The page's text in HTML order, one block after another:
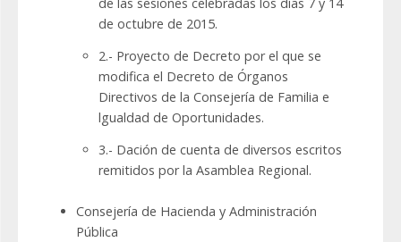
de octubre de 2015.
2.- Proyecto de Decreto por el que se
modifica el Decreto de Órganos
Directivos de la Consejería de Familia e
lgualdad de Oportunidades.
3.- Dación de cuenta de diversos escritos
remitidos por la Asamblea Regional.
Consejería de Hacienda y Administración
Pública